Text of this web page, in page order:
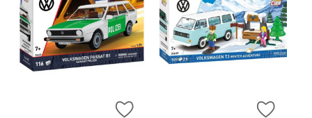
ZUR WUNSCHLISTE HINZUFÜGEN
ZUR